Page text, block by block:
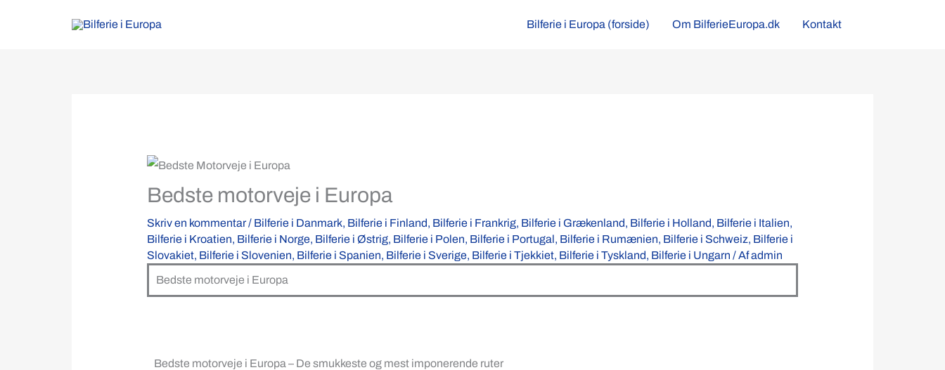
Bilferie i Europa (forside) Om BilferieEuropa.dk Kontakt
Bedste motorveje i Europa
Skriv en kommentar/ Bilferie i Danmark, Bilferie i Finland, Bilferie i Frankrig, Bilferie i Grækenland, Bilferie i Holland, Bilferie i Italien,
Bilferie i Kroatien, Bilferie i Norge, Bilferie i Østrig, Bilferie i Polen, Bilferie i Portugal, Bilferie i Rumænien, Bilferie i Schweiz, Bilferie i
Slovakiet, Bilferie i Slovenien, Bilferie i Spanien, Bilferie i Sverige, Bilferie i Tjekkiet, Bilferie i Tyskland, Bilferie i Ungarn / Afadmin
Bedste motorveje i Europa
Bedste motorveje i Europa – De smukkeste og mest imponerende ruter